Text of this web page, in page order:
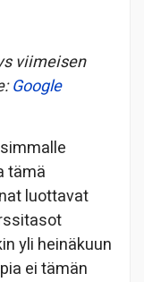
viimeisen
Google
tämä
luottavat
yli heinäkuun
ei tämän